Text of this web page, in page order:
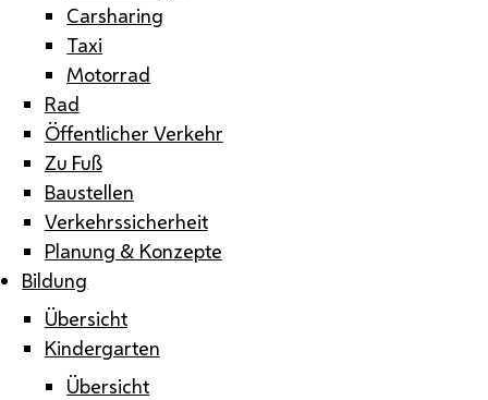
Carsharing
Taxi
Motorrad
Rad
Öffentlicher Verkehr
Zu Fuß
Baustellen
Verkehrssicherheit
Planung & Konzepte
Bildung
Übersicht
Kindergarten
Übersicht